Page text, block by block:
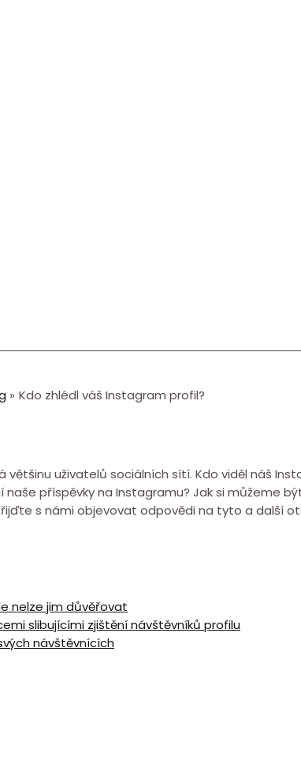
Kdo zhlédl váš Instagram profil?
uživatelů sociálních sítí. Kdo viděl náš
příspěvky na Instagramu? Jak si můžeme
s námi objevovat odpovědi na tyto a další
nelze jim důvěřovat
slibujícími zjištění návštěvníků profilu
návštěvnících